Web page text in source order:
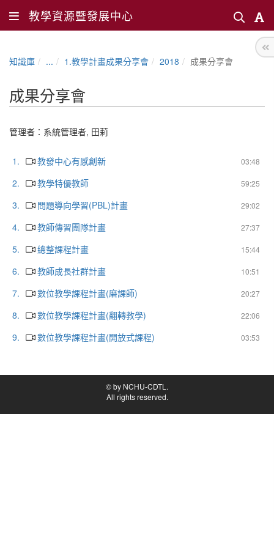
教學資源暨發展中心
知識庫 ... 1.教學計畫成果分享會 2018 成果分享會
成果分享會
管理者： 系統管理者, 田莉
1. 03:48
教發中心有感創新
2.
59:25
教學特優教師
3.
29:02
問題導向學習(PBL)計畫
4.
27:37
教師傳習團隊計畫
5.
15:44
總整課程計畫
6.
10:51
教師成長社群計畫
7.
20:27
數位教學課程計畫(磨課師)
8.
22:06
數位教學課程計畫(翻轉教學)
9.
03:53
數位教學課程計畫(開放式課程)
© by NCHU-CDTL.
All rights reserved.